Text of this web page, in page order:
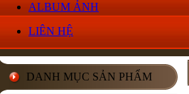
ALBUM ẢNH
LIÊN HỆ
DANH MỤC SẢN PHẨM